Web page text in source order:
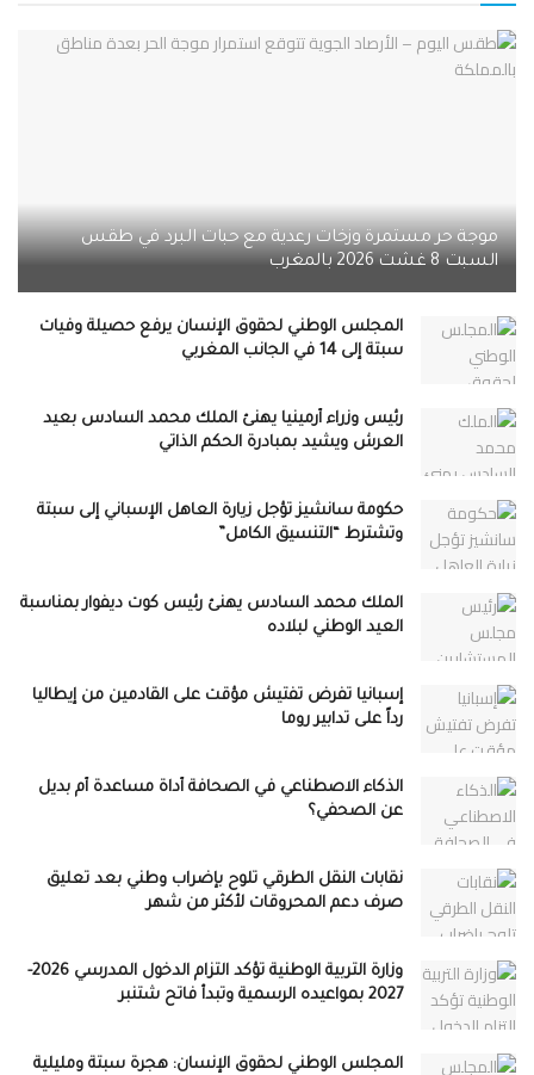
موجة حر مستمرة وزخات رعدية مع حبات البرد في طقس
السبت 8 غشت 2026 بالمغرب
المجلس الوطني لحقوق الإنسان يرفع حصيلة وفيات
سبتة إلى 14 في الجانب المغربي
رئيس وزراء أرمينيا يهنئ الملك محمد السادس بعيد
العرش ويشيد بمبادرة الحكم الذاتي
حكومة سانشيز تؤجل زيارة العاهل الإسباني إلى سبتة
وتشترط “التنسيق الكامل”
الملك محمد السادس يهنئ رئيس كوت ديفوار بمناسبة
العيد الوطني لبلاده
إسبانيا تفرض تفتيش مؤقت على القادمين من إيطاليا
رداً على تدابير روما
الذكاء الاصطناعي في الصحافة أداة مساعدة أم بديل
عن الصحفي؟
نقابات النقل الطرقي تلوح بإضراب وطني بعد تعليق
صرف دعم المحروقات لأكثر من شهر
وزارة التربية الوطنية تؤكد التزام الدخول المدرسي 2026-
2027 بمواعيده الرسمية وتبدأ فاتح شتنبر
المجلس الوطني لحقوق الإنسان: هجرة سبتة ومليلية